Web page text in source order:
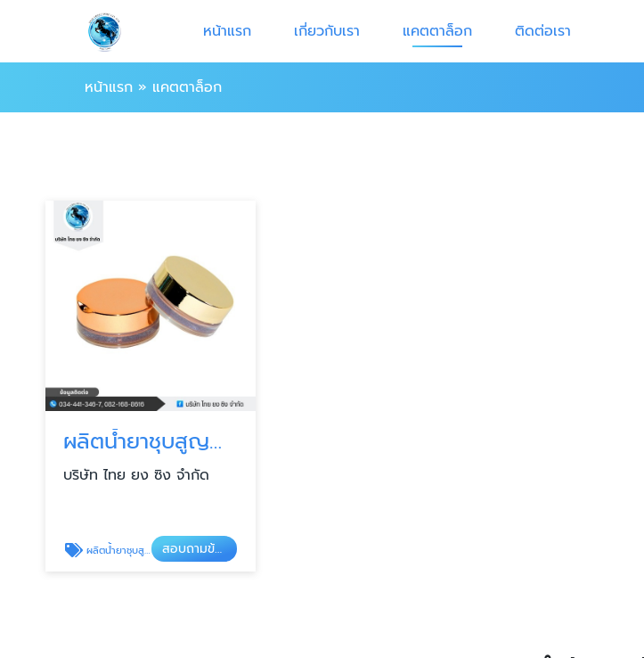
หน้าแรก เกี่ยวกับเรา แคตตาล็อก ติดต่อเรา
หน้าแรก » แคตตาล็อก
ผลิตน้ำยาชุบสูญญากาศ
บริษัท ไทย ยง ซิง จำกัด
ผลิตน้ำยาชุบสูญญากาศ สอบถามข้อมูลสินค้า